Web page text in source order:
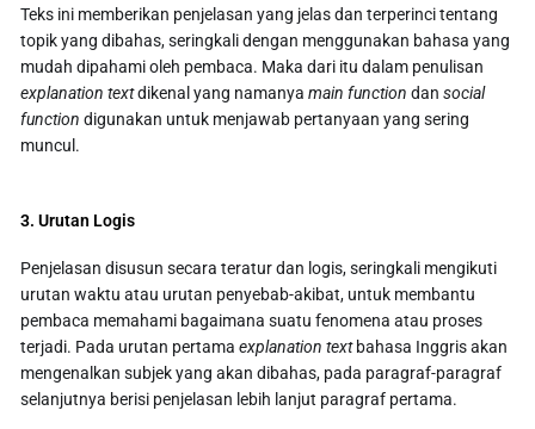
Teks ini memberikan penjelasan yang jelas dan terperinci tentang
topik yang dibahas, seringkali dengan menggunakan bahasa yang
mudah dipahami oleh pembaca. Maka dari itu dalam penulisan
explanation textdikenal yang namanyamain functiondansocial
function digunakan untuk menjawab pertanyaan yang sering
muncul.
3. Urutan Logis
Penjelasan disusun secara teratur dan logis, seringkali mengikuti
urutan waktu atau urutan penyebab-akibat, untuk membantu
pembaca memahami bagaimana suatu fenomena atau proses
terjadi. Pada urutan pertamaexplanation textbahasa Inggris akan
mengenalkan subjek yang akan dibahas, pada paragraf-paragraf
selanjutnya berisi penjelasan lebih lanjut paragraf pertama.